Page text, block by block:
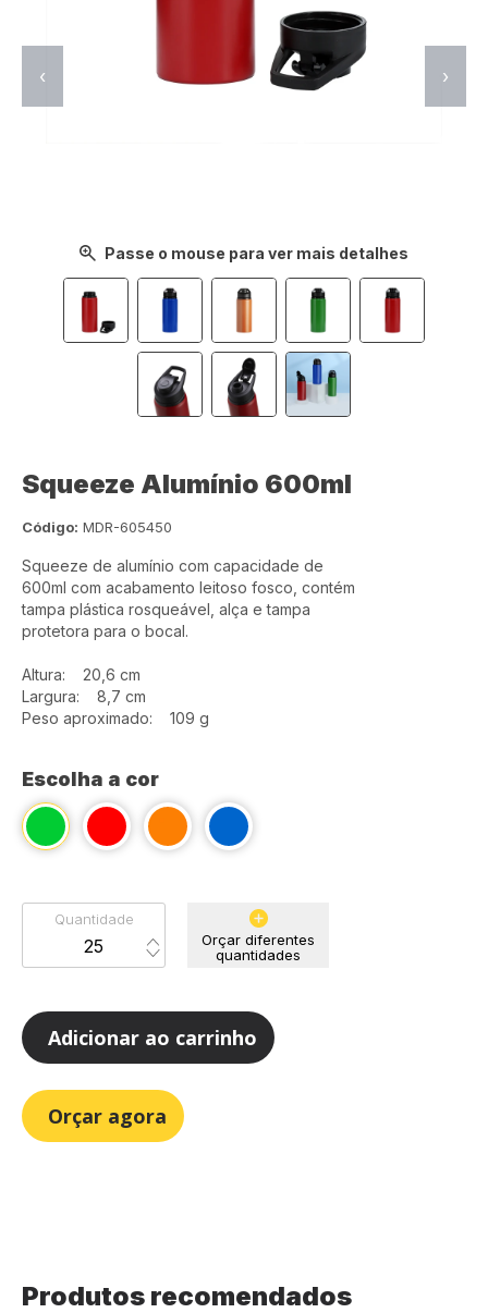
Passe o mouse para ver mais detalhes
‹ ›
Squeeze Alumínio 600ml
Código: MDR-605450
Squeeze de alumínio com capacidade de
600ml com acabamento leitoso fosco, contém
tampa plástica rosqueável, alça e tampa
protetora para o bocal.
Altura: 20,6 cm
Largura: 8,7 cm
Peso aproximado: 109 g
Escolha a cor
Quantidade
Orçar diferentes
quantidades
Adicionar ao carrinho
Orçar agora
Produtos recomendados